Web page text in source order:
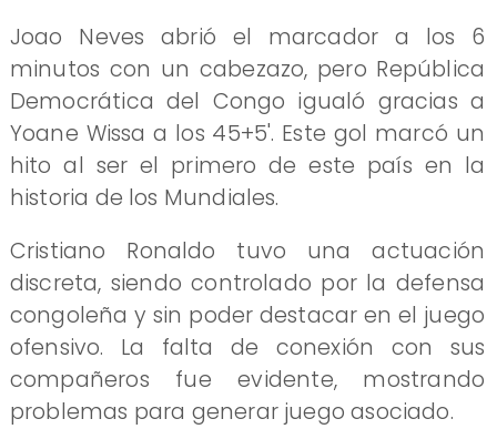
Joao Neves abrió el marcador a los 6
minutos con un cabezazo, pero República
Democrática del Congo igualó gracias a
Yoane Wissa a los 45+5'. Este gol marcó un
hito al ser el primero de este país en la
historia de los Mundiales.
Cristiano Ronaldo tuvo una actuación
discreta, siendo controlado por la defensa
congoleña y sin poder destacar en el juego
ofensivo. La falta de conexión con sus
compañeros fue evidente, mostrando
problemas para generar juego asociado.